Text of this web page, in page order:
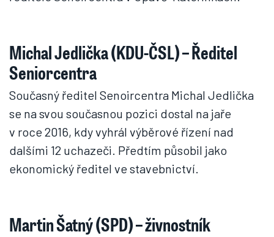
Michal Jedlička (KDU-ČSL) – Ředitel
Seniorcentra
Současný ředitel Senoircentra Michal Jedlička
se na svou současnou pozici dostal na jaře
v roce 2016, kdy vyhrál výběrové řízení nad
dalšími 12 uchazeči. Předtím působil jako
ekonomický ředitel ve stavebnictví.
Martin Šatný (SPD) – živnostník